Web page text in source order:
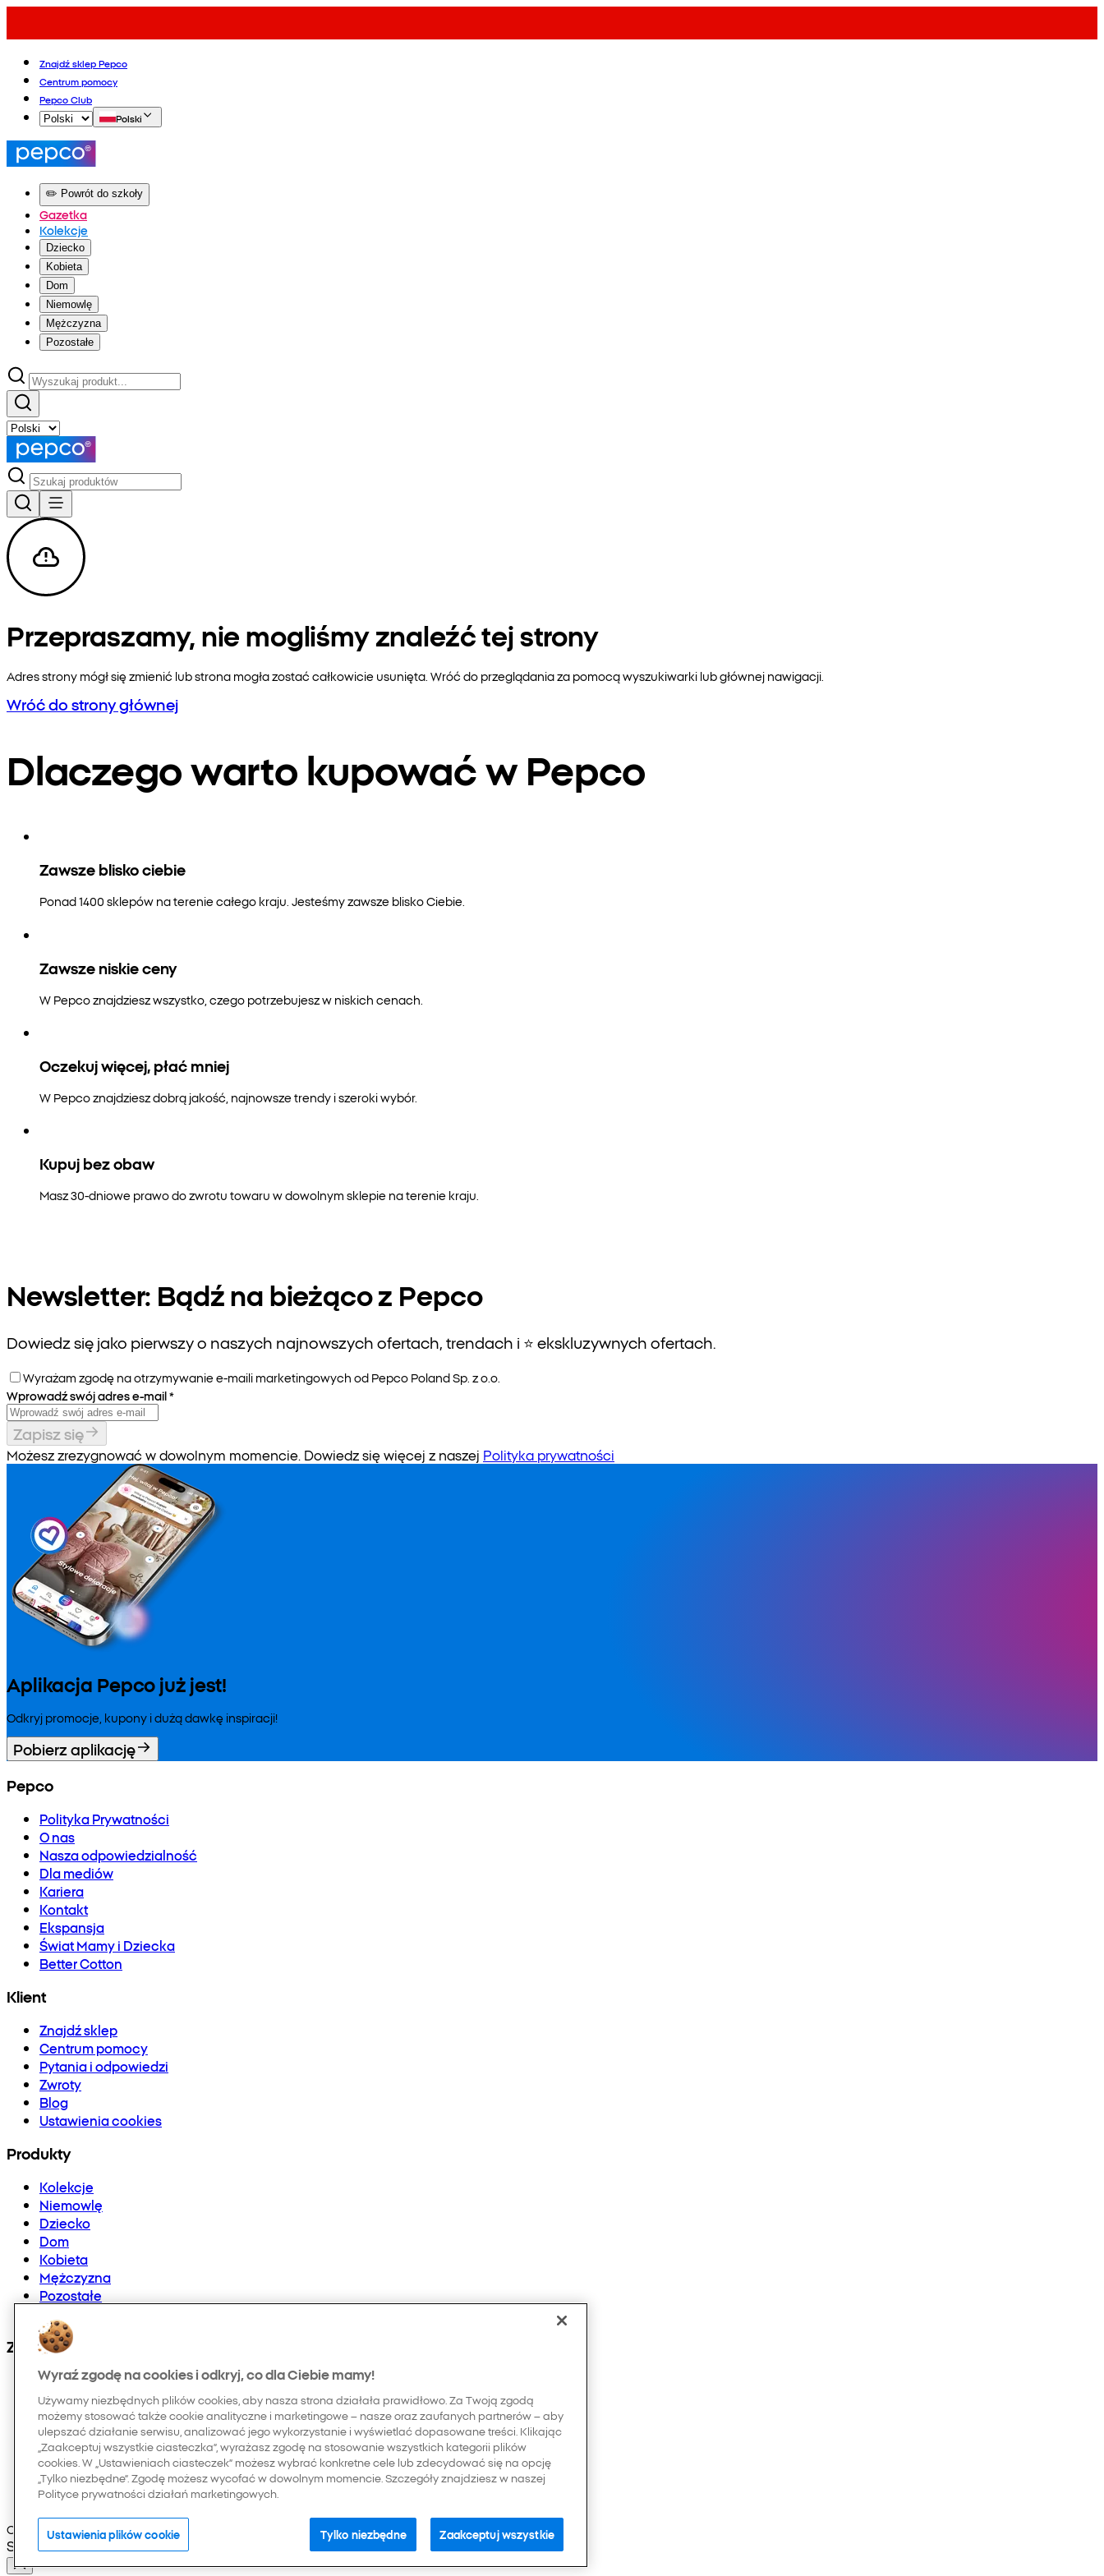
Znajdź sklep Pepco
Centrum pomocy
Pepco Club
Polski
✏️ Powrót do szkoły
Gazetka
Kolekcje
Dziecko
Kobieta
Dom
Niemowlę
Mężczyzna
Pozostałe
Przepraszamy, nie mogliśmy znaleźć tej strony
Adres strony mógł się zmienić lub strona mogła zostać całkowicie usunięta. Wróć do przeglądania za pomocą wyszukiwarki lub głównej nawigacji.
Wróć do strony głównej
Dlaczego warto kupować w Pepco
Zawsze blisko ciebie
Ponad 1400 sklepów na terenie całego kraju. Jesteśmy zawsze blisko Ciebie.
Zawsze niskie ceny
W Pepco znajdziesz wszystko, czego potrzebujesz w niskich cenach.
Oczekuj więcej, płać mniej
W Pepco znajdziesz dobrą jakość, najnowsze trendy i szeroki wybór.
Kupuj bez obaw
Masz 30-dniowe prawo do zwrotu towaru w dowolnym sklepie na terenie kraju.
Newsletter: Bądź na bieżąco z Pepco
Dowiedz się jako pierwszy o naszych najnowszych ofertach, trendach i ⭐️ ekskluzywnych ofertach.
Wyrażam zgodę na otrzymywanie e-maili marketingowych od Pepco Poland Sp. z o.o.
Wprowadź swój adres e-mail*
Zapisz się
Możesz zrezygnować w dowolnym momencie. Dowiedz się więcej z naszej Polityka prywatności
Aplikacja Pepco już jest!
Odkryj promocje, kupony i dużą dawkę inspiracji!
Pobierz aplikację
Pepco
Polityka Prywatności
O nas
Nasza odpowiedzialność
Dla mediów
Kariera
Kontakt
Ekspansja
Świat Mamy i Dziecka
Better Cotton
Klient
Znajdź sklep
Centrum pomocy
Pytania i odpowiedzi
Zwroty
Blog
Ustawienia cookies
Produkty
Kolekcje
Niemowlę
Dziecko
Dom
Kobieta
Mężczyzna
Pozostałe
Znajdź nas na:
Copyright © 2026 Pepco. Wszelkie prawa zastrzeżone
Selected Language:
Wyraź zgodę na cookies i odkryj, co dla Ciebie mamy!
Używamy niezbędnych plików cookies, aby nasza strona działała prawidłowo. Za Twoją zgodą
możemy stosować także cookie analityczne i marketingowe – nasze oraz zaufanych partnerów – aby
ulepszać działanie serwisu, analizować jego wykorzystanie i wyświetlać dopasowane treści. Klikając
„Zaakceptuj wszystkie ciasteczka”, wyrażasz zgodę na stosowanie wszystkich kategorii plików
cookies. W „Ustawieniach ciasteczek” możesz wybrać konkretne cele lub zdecydować się na opcję
„Tylko niezbędne”. Zgodę możesz wycofać w dowolnym momencie. Szczegóły znajdziesz w naszej
Polityce prywatności działań marketingowych.
Ustawienia plików cookie Tylko niezbędne Zaakceptuj wszystkie